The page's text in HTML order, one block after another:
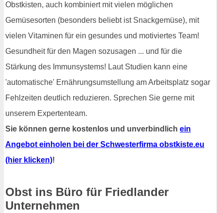
Obstkisten, auch kombiniert mit vielen möglichen
Gemüsesorten (besonders beliebt ist Snackgemüse), mit
vielen Vitaminen für ein gesundes und motiviertes Team!
Gesundheit für den Magen sozusagen ... und für die
Stärkung des Immunsystems! Laut Studien kann eine
'automatische' Ernährungsumstellung am Arbeitsplatz sogar
Fehlzeiten deutlich reduzieren. Sprechen Sie gerne mit
unserem Expertenteam.
Sie können gerne kostenlos und unverbindlich ein
Angebot einholen bei der Schwesterfirma obstkiste.eu
(hier klicken)!
Obst ins Büro für Friedlander
Unternehmen